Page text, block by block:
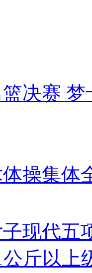
决赛
操集体
现代五
斤以上